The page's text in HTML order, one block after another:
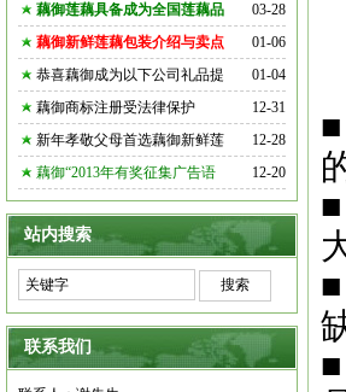
03-28
藕御莲藕具备成为全国莲藕品
01-06
藕御新鲜莲藕包装介绍与卖点
01-04
恭喜藕御成为以下公司礼品提
12-31
藕御商标注册受法律保护
12-28
新年孝敬父母首选藕御新鲜莲
12-20
藕御“2013年有奖征集广告语
站内搜索
联系我们